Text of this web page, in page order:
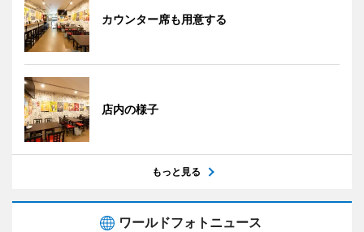
カウンター席も用意する
店内の様子
もっと見る
ワールドフォトニュース